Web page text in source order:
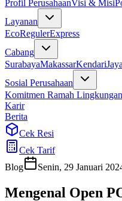
Profil PerusahaanVisi & Misi
Layanan
EcoRegulerExpress
Cabang
SurabayaMakassarKendari
Sosial Perusahaan
Komitmen Ramah Lingkungan
Karir
Berita
Cek Resi
Cek Tarif
Blog
Senin, 29 Januari
Mengenal Open